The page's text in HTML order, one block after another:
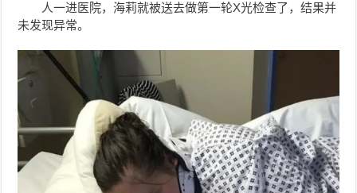
人一进医院，海莉就被送去做第一轮X光检查了，结果并
未发现异常。